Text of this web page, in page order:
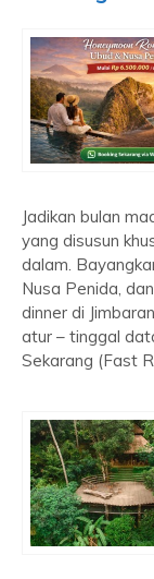
Jadikan bulan
yang disusun
dalam.
Nusa Penida,
dinner di
atur – tinggal
Sekarang (Fast